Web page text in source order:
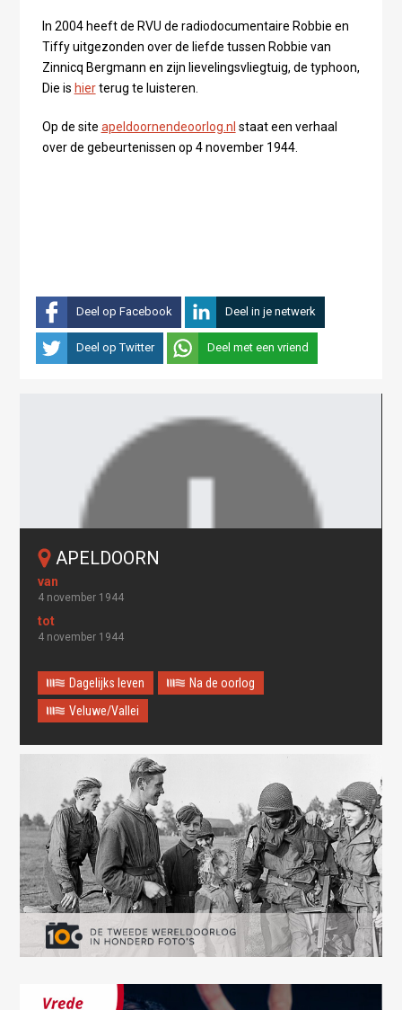
In 2004 heeft de RVU de radiodocumentaire Robbie en
Tiffy uitgezonden over de liefde tussen Robbie van
Zinnicq Bergmann en zijn lievelingsvliegtuig, de typhoon,
Die is hierterug te luisteren.
Op de site apeldoornendeoorlog.nl staat een verhaal
over de gebeurtenissen op 4 november 1944.
Deel op Facebook Deel in je netwerk
Deel op Twitter Deel met een vriend
Oops! Something went
This page didn't load Google Maps correctly. See the
JavaScript console for technical details.
APELDOORN
4 november 1944
4 november 1944
Dagelijks leven
Na de oorlog
Veluwe/Vallei